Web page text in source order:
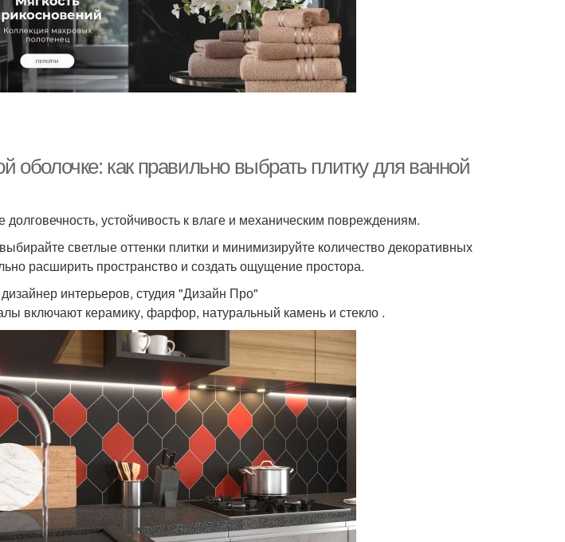
оболочке: как правильно выбрать плитку для ванной
устойчивость к влаге и механическим повреждениям.
светлые оттенки плитки и минимизируйте количество декоративных
расширить пространство и создать ощущение простора.
интерьеров, студия "Дизайн Про"
включают керамику, фарфор, натуральный камень и стекло .